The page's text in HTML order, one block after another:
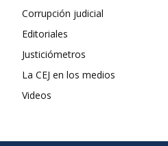
Corrupción judicial
Editoriales
Justiciómetros
La CEJ en los medios
Videos